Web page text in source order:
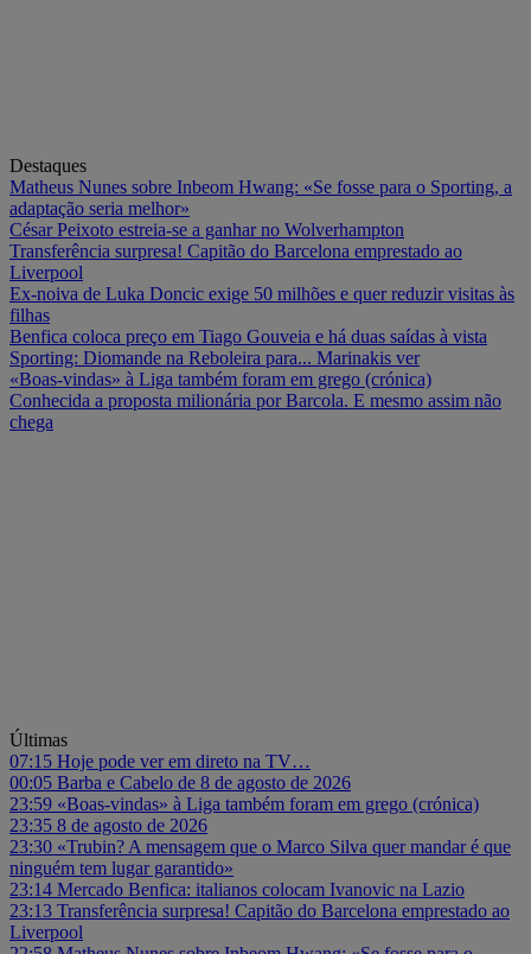
Destaques
Matheus Nunes sobre Inbeom Hwang: «Se fosse para o Sporting, a
adaptação seria melhor»
César Peixoto estreia-se a ganhar no Wolverhampton
Transferência surpresa! Capitão do Barcelona emprestado ao
Liverpool
Ex-noiva de Luka Doncic exige 50 milhões e quer reduzir visitas às
filhas
Benfica coloca preço em Tiago Gouveia e há duas saídas à vista
Sporting: Diomande na Reboleira para... Marinakis ver
«Boas-vindas» à Liga também foram em grego (crónica)
Conhecida a proposta milionária por Barcola. E mesmo assim não
chega
Últimas
07:15 Hoje pode ver em direto na TV…
00:05 Barba e Cabelo de 8 de agosto de 2026
23:59 «Boas-vindas» à Liga também foram em grego (crónica)
23:35 8 de agosto de 2026
23:30 «Trubin? A mensagem que o Marco Silva quer mandar é que
ninguém tem lugar garantido»
23:14 Mercado Benfica: italianos colocam Ivanovic na Lazio
23:13 Transferência surpresa! Capitão do Barcelona emprestado ao
Liverpool